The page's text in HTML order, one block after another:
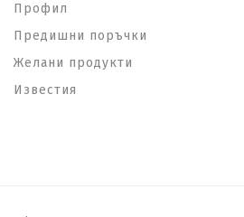
Профил
Предишни поръчки
Желани продукти
Известия